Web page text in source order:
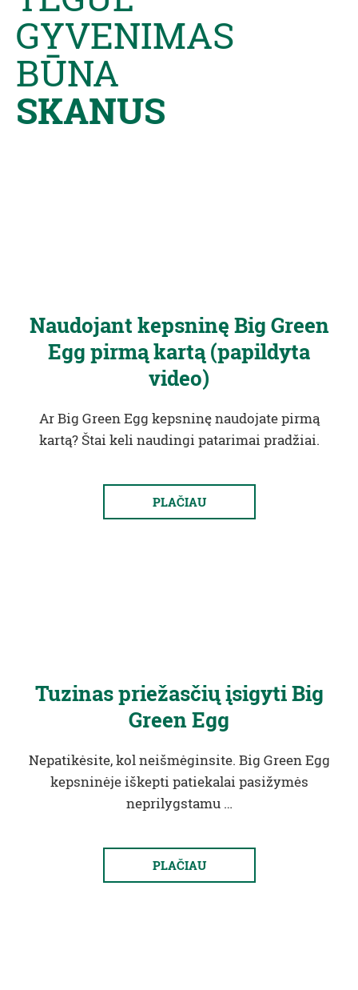
GYVENIMAS
BŪNA
SKANUS
Naudojant kepsninę Big Green
Egg pirmą kartą (papildyta
video)
Ar Big Green Egg kepsninę naudojate pirmą
kartą? Štai keli naudingi patarimai pradžiai.
PLAČIAU
Tuzinas priežasčių įsigyti Big
Green Egg
Nepatikėsite, kol neišmėginsite. Big Green Egg
kepsninėje iškepti patiekalai pasižymės
neprilygstamu …
PLAČIAU